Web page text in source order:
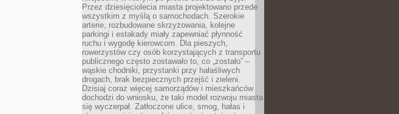
Przez dziesięciolecia miasta projektowano przede
wszystkim z myślą o samochodach. Szerokie
arterie, rozbudowane skrzyżowania, kolejne
parkingi i estakady miały zapewniać płynność
ruchu i wygodę kierowcom. Dla pieszych,
rowerzystów czy osób korzystających z transportu
publicznego często zostawało to, co „zostało” –
wąskie chodniki, przystanki przy hałaśliwych
drogach, brak bezpiecznych przejść i zieleni.
Dzisiaj coraz więcej samorządów i mieszkańców
dochodzi do wniosku, że taki model rozwoju miasta
się wyczerpał. Zatłoczone ulice, smog, hałas i